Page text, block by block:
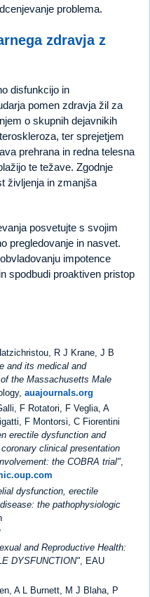
problema.
zdravja z
disfunkcijo in
pomen zdravja žil za
o skupnih dejavnikih
ter sprejetjem
prehrana in redna telesna
te težave. Zgodnje
življenja in zmanjša
posvetujte s svojim
pregledovanje in nasvet.
impotence
spodbudi proaktiven pristop
R J Krane, J B
and its medical and
the Massachusetts Male
auajournals.org
F Rotatori, F Veglia, A
F Montorsi, C Fiorentini
erectile dysfunction and
clinical presentation
the COBRA trial",
dysfunction, erectile
the pathophysiologic
and Reproductive Health:
DYSFUNCTION", EAU
A L Burnett, M J Blaha, P